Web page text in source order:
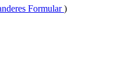
Formular)